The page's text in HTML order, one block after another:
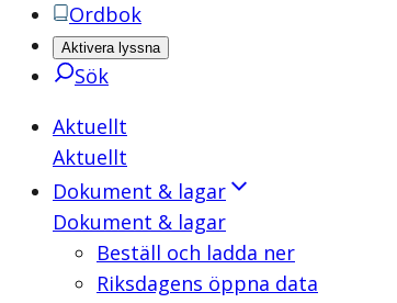
Ordbok
Aktivera lyssna
Sök
Aktuellt
Aktuellt
Dokument & lagar
Dokument & lagar
Beställ och ladda ner
Riksdagens öppna data